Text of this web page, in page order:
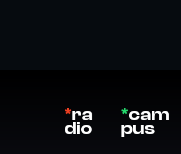
*ra
dio
*cam
pus